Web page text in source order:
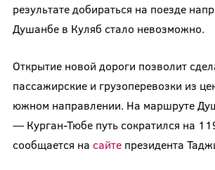
результате добираться на поезде
Душанбе в Куляб стало невозможно.
Открытие новой дороги позволит
пассажирские и грузоперевозки из
южном направлении. На маршруте
—Курган-Тюбе путь сократился на
сообщается на сайтепрезидента